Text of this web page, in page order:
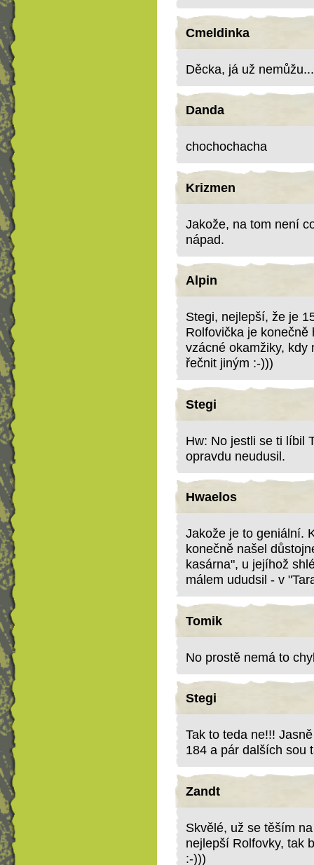
Cmeldinka
Děcka, já už
Danda
chochochacha
Krizmen
Jakože, na tom není
nápad.
Alpin
Stegi, nejlepší, že je
Rolfovička je
vzácné okamžiky, kdy
řečnit jiným :-)))
Stegi
Hw: No jestli se ti líbil
opravdu neudusil.
Hwaelos
Jakože je to geniální.
konečně našel
kasárna", u jejíhož
málem ududsil - v
Tomik
No prostě nemá to
Stegi
Tak to teda ne!!!
184 a pár dalších sou
Zandt
Skvělé, už se těším
nejlepší Rolfovky, tak
:-)))